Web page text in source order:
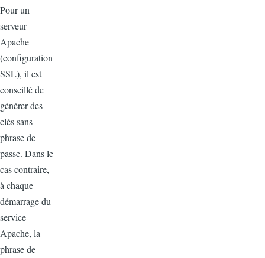
Pour un
serveur
Apache
(configuration
SSL), il est
conseillé de
générer des
clés sans
phrase de
passe. Dans le
cas contraire,
à chaque
démarrage du
service
Apache, la
phrase de